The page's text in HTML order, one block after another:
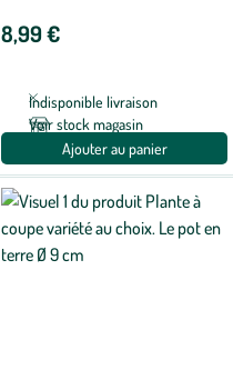
8,99 €
Indisponible livraison
Voir stock magasin
Ajouter au panier